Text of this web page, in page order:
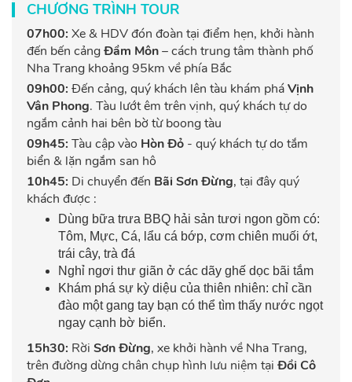
CHƯƠNG TRÌNH TOUR
07h00: Xe & HDV đón đoàn tại điểm hẹn, khởi hành
đến bến cảngĐầm Môn– cách trung tâm thành phố
Nha Trang khoảng 95km về phía Bắc
09h00: Đến cảng, quý khách lên tàu khám pháVịnh
Vân Phong. Tàu lướt êm trên vịnh, quý khách tự do
ngắm cảnh hai bên bờ từ boong tàu
09h45: Tàu cập vào Hòn Đỏ - quý khách tự do tắm
biển & lặn ngắm san hô
10h45: Di chuyển đến Bãi Sơn Đừng, tại đây quý
khách được :
Dùng bữa trưa BBQ hải sản tươi ngon gồm có:
Tôm, Mực, Cá, lẩu cá bớp, cơm chiên muối ớt,
trái cây, trà đá
Nghỉ ngơi thư giãn ở các dãy ghế dọc bãi tắm
Khám phá sự kỳ diệu của thiên nhiên: chỉ cần
đào một gang tay bạn có thể tìm thấy nước ngọt
ngay cạnh bờ biển.
15h30: Rời Sơn Đừng, xe khởi hành về Nha Trang,
trên đường dừng chân chụp hình lưu niệm tại Đồi Cô